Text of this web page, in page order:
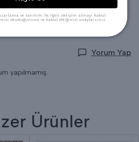
verilebilir.
Yorum Yap
yapılmamış.
Ürünler
ve tanıtım ile ilgili iletişim almayı kabul
okuduğunuzu ve kabul ettiğinizi onaylarsınız.